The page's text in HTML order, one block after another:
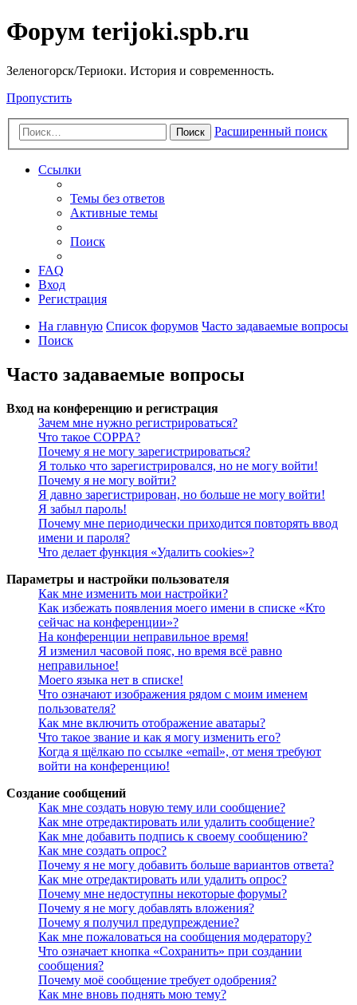
Форум terijoki.spb.ru
Зеленогорск/Териоки. История и современность.
Пропустить
Поиск Расширенный поиск
Ссылки
Темы без ответов
Активные темы
Поиск
FAQ
Вход
Регистрация
На главную Список форумов Часто задаваемые вопросы
Поиск
Часто задаваемые вопросы
Вход на конференцию и регистрация
Зачем мне нужно регистрироваться?
Что такое COPPA?
Почему я не могу зарегистрироваться?
Я только что зарегистрировался, но не могу войти!
Почему я не могу войти?
Я давно зарегистрирован, но больше не могу войти!
Я забыл пароль!
Почему мне периодически приходится повторять ввод
имени и пароля?
Что делает функция «Удалить cookies»?
Параметры и настройки пользователя
Как мне изменить мои настройки?
Как избежать появления моего имени в списке «Кто
сейчас на конференции»?
На конференции неправильное время!
Я изменил часовой пояс, но время всё равно
неправильное!
Моего языка нет в списке!
Что означают изображения рядом с моим именем
пользователя?
Как мне включить отображение аватары?
Что такое звание и как я могу изменить его?
Когда я щёлкаю по ссылке «email», от меня требуют
войти на конференцию!
Создание сообщений
Как мне создать новую тему или сообщение?
Как мне отредактировать или удалить сообщение?
Как мне добавить подпись к своему сообщению?
Как мне создать опрос?
Почему я не могу добавить больше вариантов ответа?
Как мне отредактировать или удалить опрос?
Почему мне недоступны некоторые форумы?
Почему я не могу добавлять вложения?
Почему я получил предупреждение?
Как мне пожаловаться на сообщения модератору?
Что означает кнопка «Сохранить» при создании
сообщения?
Почему моё сообщение требует одобрения?
Как мне вновь поднять мою тему?